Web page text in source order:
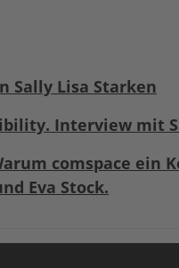
Sally Lisa Starken
Interview mit
comspace ein
Eva Stock.